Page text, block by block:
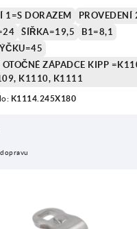
1=S DORAZEM
PROVEDENÍ
ŠÍŘKA=19,5
B1=8,1
ZÁPADCE KIPP
K1110, K1111
K1114.245X180